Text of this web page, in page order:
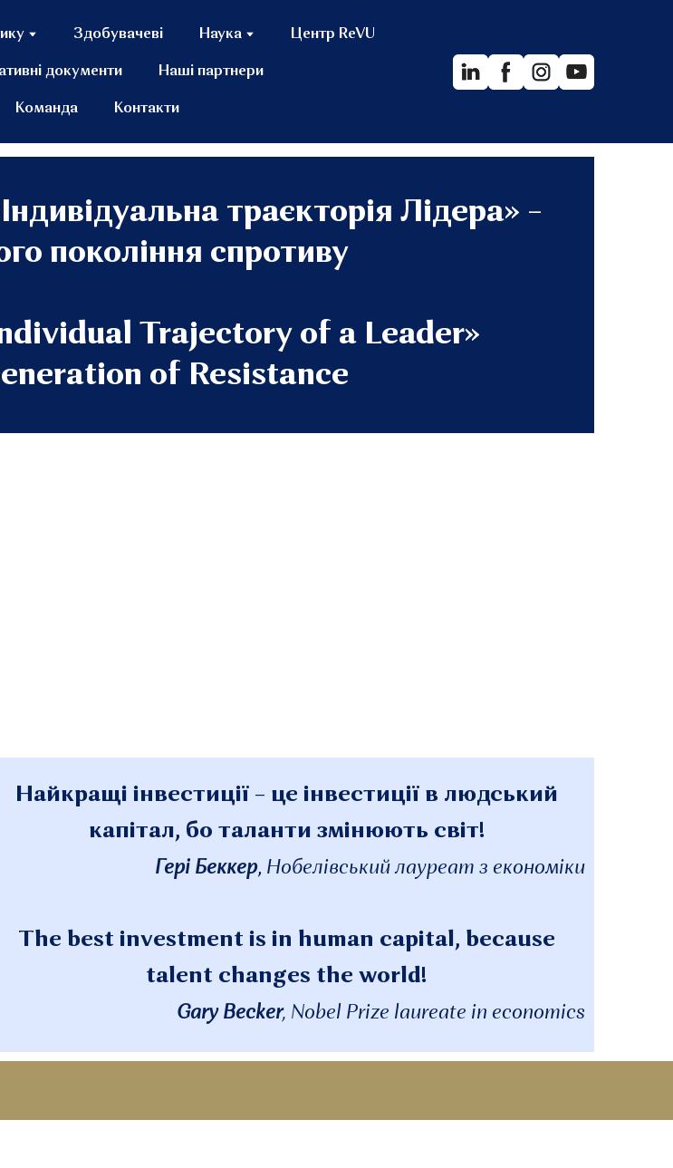
Здобувачеві Наука Центр ReVU
документи Наші партнери
Команда Контакти
траєкторія Лідера» –
покоління спротиву
Trajectory of a Leader»
of Resistance
Найкращі інвестиції – це інвестиції в людський
капітал, бо таланти змінюють світ!
Гері Беккер, Нобелівський лауреат з економіки
The best investment is in human capital, because
talent changes the world!
Gary Becker, Nobel Prize laureate in economics